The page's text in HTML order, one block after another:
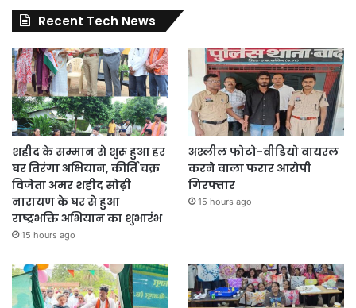
Recent Tech News
शहीद के सम्मान से शुरू हुआ हर
घर तिरंगा अभियान, कीर्ति चक्र
विजेता अमर शहीद सोढ़ी
नारायण के घर से हुआ
राष्ट्रभक्ति अभियान का शुभारंभ
15 hours ago
अश्लील फोटो-वीडियो वायरल
करने वाला फरार आरोपी
गिरफ्तार
15 hours ago